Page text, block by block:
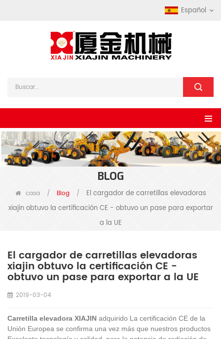
Español
BLOG
casa / Blog /
El cargador de carretillas elevadoras
xiajin obtuvo la certificación CE - obtuvo un pase para exportar
a la UE
El cargador de carretillas elevadoras
xiajin obtuvo la certificación CE -
obtuvo un pase para exportar a la UE
2019-03-04
Carretilla elevadora XIAJIN adquirido La certificación CE de la
Unión Europea se confirma una vez más que nuestros productos